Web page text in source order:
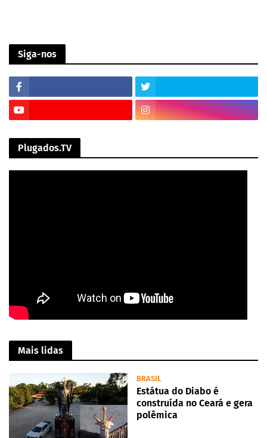
Siga-nos
Plugados.TV
Mais lidas
BRASIL
Estátua do Diabo é
construída no Ceará e gera
polêmica